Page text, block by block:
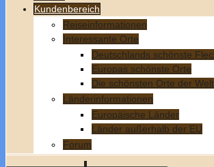
Kundenbereich
Reiseinformationen
Interessante Orte
Deutschlands schönste
Europas schönste Orte
Die schönsten Orte der Welt
Länderinformationen
Europäische Länder
Länder außerhalb der EU
Forum